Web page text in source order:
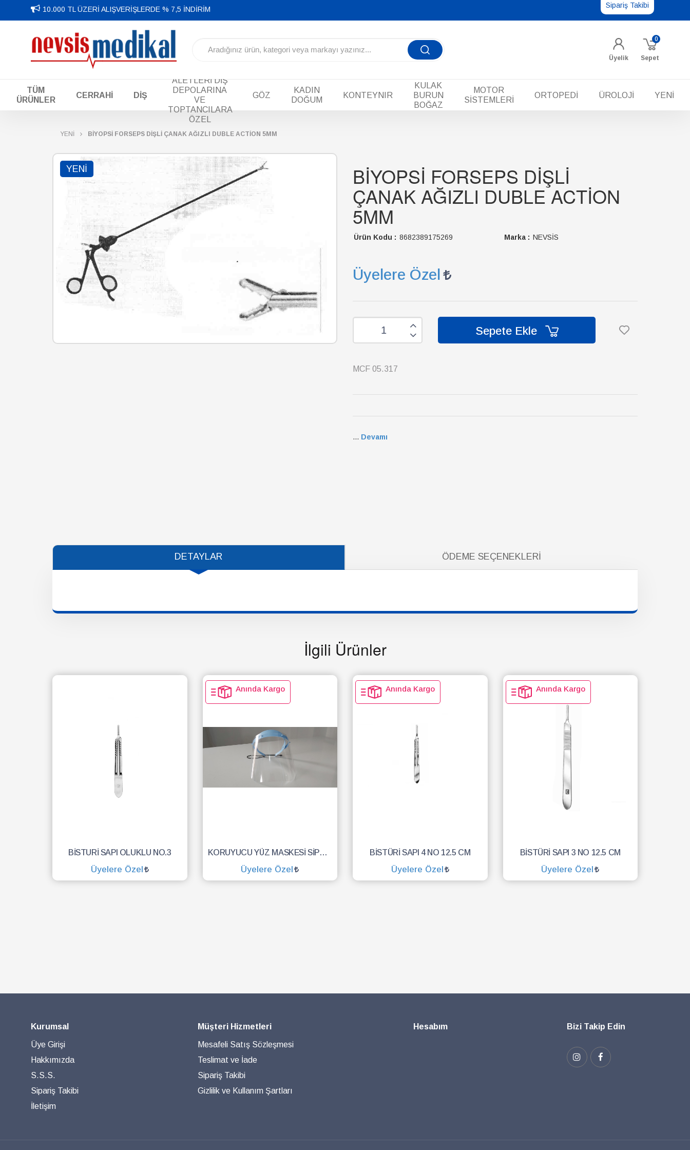
10.000 TL ÜZERİ ALIŞVERİŞLERDE % 7,5 İNDİRİM Sipariş Takibi
Üyelik Sepet
0
TÜM
ÜRÜNLER
CERRAHİ DİŞ
ALETLERİ DİŞ
DEPOLARINA
VE
TOPTANCILARA
ÖZEL
GÖZ
KADIN
DOĞUM
KONTEYNIR
KULAK
BURUN
BOĞAZ
MOTOR
SİSTEMLERİ
ORTOPEDİ ÜROLOJİ YENİ
YENİ BİYOPSİ FORSEPS DİŞLİ ÇANAK AĞIZLI DUBLE ACTİON 5MM
YENI BİYOPSİ FORSEPS DİŞLİ
ÇANAK AĞIZLI DUBLE ACTİON
5MM
Ürün Kodu : 8682389175269 Marka : NEVSİS
Üyelere Özel
Sepete Ekle
MCF 05.317
... Devamı
DETAYLAR ÖDEME SEÇENEKLERI
İlgili Ürünler
BİSTURİ SAPI OLUKLU NO.3
Üyelere Özel
Anında Kargo
KORUYUCU YÜZ MASKESİ SİPERLİK.YÜZ KALKANI.DENTAL MASKE
Üyelere Özel
Anında Kargo
BİSTÜRİ SAPI 4 NO 12.5 CM
Üyelere Özel
Anında Kargo
BİSTÜRİ SAPI 3 NO 12.5 CM
Üyelere Özel
Kurumsal
Üye Girişi
Hakkımızda
S.S.S.
Sipariş Takibi
İletişim
Müşteri Hizmetleri
Mesafeli Satış Sözleşmesi
Teslimat ve İade
Sipariş Takibi
Gizlilik ve Kullanım Şartları
Hesabım Bizi Takip Edin